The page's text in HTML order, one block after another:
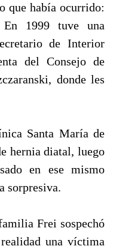
que había ocurrido:
En 1999 tuve una
de Interior
del Consejo de
donde les
Santa María de
hernia diatal, luego
en ese mismo
sorpresiva.
Frei sospechó
una víctima